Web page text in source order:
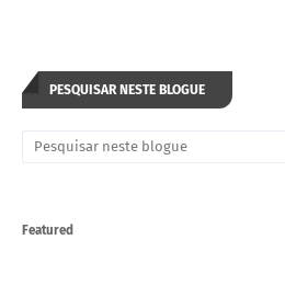
PESQUISAR NESTE BLOGUE
Featured